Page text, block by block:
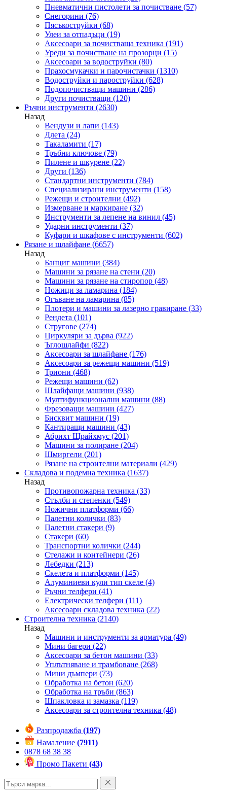
Пневматични пистолети за почистване (57)
Снегорини (76)
Пясъкоструйки (68)
Улеи за отпадъци (19)
Аксесоари за почистваща техника (191)
Уреди за почистване на прозорци (15)
Аксесоари за водоструйки (80)
Прахосмукачки и парочистачки (1310)
Водоструйки и пароструйки (628)
Подопочистващи машини (286)
Други почистващи (120)
Ръчни инструменти (2630)
Назад
Вендузи и лапи (143)
Длета (24)
Такаламити (17)
Тръбни ключове (79)
Пилене и шкурене (22)
Други (136)
Стандартни инструменти (784)
Специализирани инструменти (158)
Режещи и строителни (492)
Измерване и маркиране (32)
Инструменти за лепене на винил (45)
Ударни инструменти (37)
Куфари и шкафове с инструменти (602)
Рязане и шлайфане (6657)
Назад
Банциг машини (384)
Машини за рязане на стени (20)
Машини за рязане на стиропор (48)
Ножици за ламарина (184)
Огъване на ламарина (85)
Плотери и машини за лазерно гравиране (33)
Рендета (101)
Стругове (274)
Циркуляри за дърва (922)
Ъглошлайфи (822)
Аксесоари за шлайфане (176)
Аксесоари за режещи машини (519)
Триони (468)
Режещи машини (62)
Шлайфащи машини (938)
Мултифункционални машини (88)
Фрезоващи машини (427)
Бисквит машини (19)
Кантиращи машини (43)
Абрихт Щрайхмус (201)
Машини за полиране (204)
Шмиргели (201)
Рязане на строителни материали (429)
Складова и подемна техника (1637)
Назад
Противопожарна техника (33)
Стълби и степенки (549)
Ножични платформи (66)
Палетни колички (83)
Палетни стакери (9)
Стакери (60)
Транспортни колички (244)
Стелажи и контейнери (26)
Лебедки (213)
Скелета и платформи (145)
Алуминиеви кули тип скеле (4)
Ръчни телфери (41)
Електрически телфери (111)
Аксесоари складова техника (22)
Строителна техника (2140)
Назад
Машини и инструменти за арматура (49)
Мини багери (22)
Аксесоари за бетон машини (33)
Уплътняване и трамбоване (268)
Мини дъмпери (73)
Обработка на бетон (620)
Обработка на тръби (863)
Шпакловка и замазка (119)
Аксесоари за строителна техника (48)
Разпродажба (197)
Намаление (7911)
0878 68 38 38
Промо Пакети (43)